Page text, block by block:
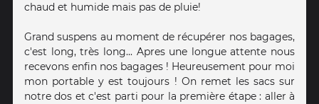
chaud et humide mais pas de pluie!
Grand suspens au moment de récupérer nos bagages,
c'est long, très long... Apres une longue attente nous
recevons enfin nos bagages ! Heureusement pour moi
mon portable y est toujours ! On remet les sacs sur
notre dos et c'est parti pour la première étape : aller à